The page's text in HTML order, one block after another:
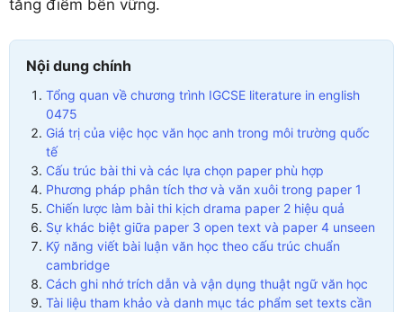
tăng điểm bền vững.
Nội dung chính
Tổng quan về chương trình IGCSE literature in english
0475
Giá trị của việc học văn học anh trong môi trường quốc
tế
Cấu trúc bài thi và các lựa chọn paper phù hợp
Phương pháp phân tích thơ và văn xuôi trong paper 1
Chiến lược làm bài thi kịch drama paper 2 hiệu quả
Sự khác biệt giữa paper 3 open text và paper 4 unseen
Kỹ năng viết bài luận văn học theo cấu trúc chuẩn
cambridge
Cách ghi nhớ trích dẫn và vận dụng thuật ngữ văn học
Tài liệu tham khảo và danh mục tác phẩm set texts cần